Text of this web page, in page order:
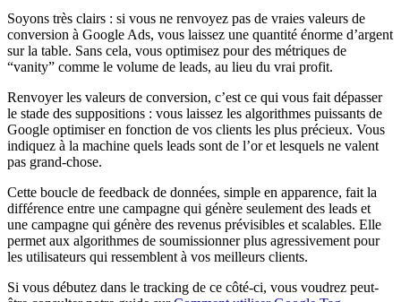
Soyons très clairs : si vous ne renvoyez pas de vraies valeurs de
conversion à Google Ads, vous laissez une quantité énorme d’argent
sur la table. Sans cela, vous optimisez pour des métriques de
“vanity” comme le volume de leads, au lieu du vrai profit.
Renvoyer les valeurs de conversion, c’est ce qui vous fait dépasser
le stade des suppositions : vous laissez les algorithmes puissants de
Google optimiser en fonction de vos clients les plus précieux. Vous
indiquez à la machine quels leads sont de l’or et lesquels ne valent
pas grand-chose.
Cette boucle de feedback de données, simple en apparence, fait la
différence entre une campagne qui génère seulement des leads et
une campagne qui génère des revenus prévisibles et scalables. Elle
permet aux algorithmes de soumissionner plus agressivement pour
les utilisateurs qui ressemblent à vos meilleurs clients.
Si vous débutez dans le tracking de ce côté-ci, vous voudrez peut-